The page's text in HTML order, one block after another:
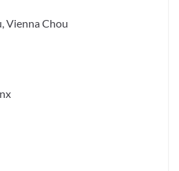
Vienna Chou